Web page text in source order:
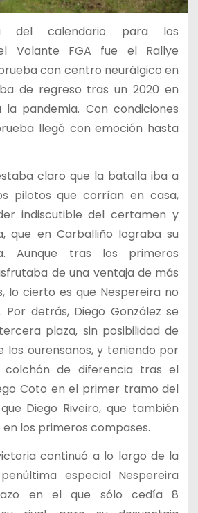
del calendario para los
Volante FGA fue el Rallye
con centro neurálgico en
de regreso tras un 2020 en
pandemia. Con condiciones
llegó con emoción hasta
claro que la batalla iba a
pilotos que corrían en casa,
indiscutible del certamen y
que en Carballiño lograba su
Aunque tras los primeros
de una ventaja de más
lo cierto es que Nespereira no
Por detrás, Diego González se
plaza, sin posibilidad de
los ourensanos, y teniendo por
de diferencia tras el
Coto en el primer tramo del
Diego Riveiro, que también
los primeros compases.
continuó a lo largo de la
especial Nespereira
en el que sólo cedía 8